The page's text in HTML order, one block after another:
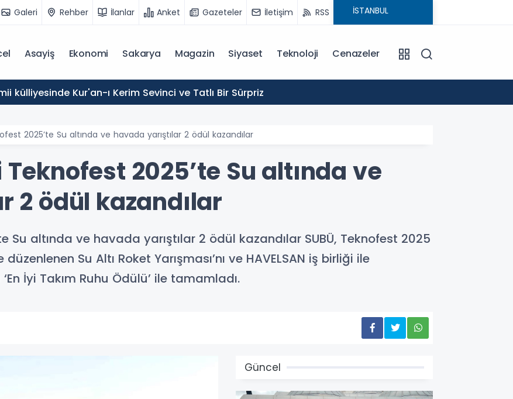
Galeri Rehber İlanlar Anket Gazeteler İletişim RSS
Asayiş Ekonomi Sakarya Magazin Siyaset Teknoloji Cenazeler
külliyesinde Kur'an-ı Kerim Sevinci ve Tatlı Bir Sürpriz
2025’te Su altında ve havada yarıştılar 2 ödül kazandılar
2025’te Su altında ve
2 ödül kazandılar
Su altında ve havada yarıştılar 2 ödül kazandılar SUBÜ, Teknofest 2025
Su Altı Roket Yarışması’nı ve HAVELSAN iş birliği ile
‘En İyi Takım Ruhu Ödülü’ ile tamamladı.
Güncel